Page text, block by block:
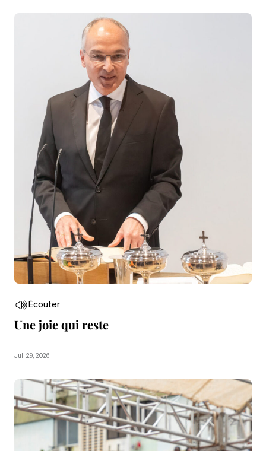
Écouter
Une joie qui reste
Juli 29, 2026